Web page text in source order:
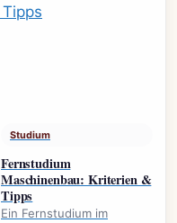
Studium
Fernstudium
Maschinenbau: Kriterien &
Tipps
Ein Fernstudium im